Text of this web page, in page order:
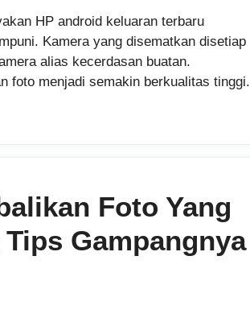
HP android keluaran terbaru
Kamera yang disematkan disetiap
alias kecerdasan buatan.
foto menjadi semakin berkualitas tinggi.
Foto Yang
Gampangnya